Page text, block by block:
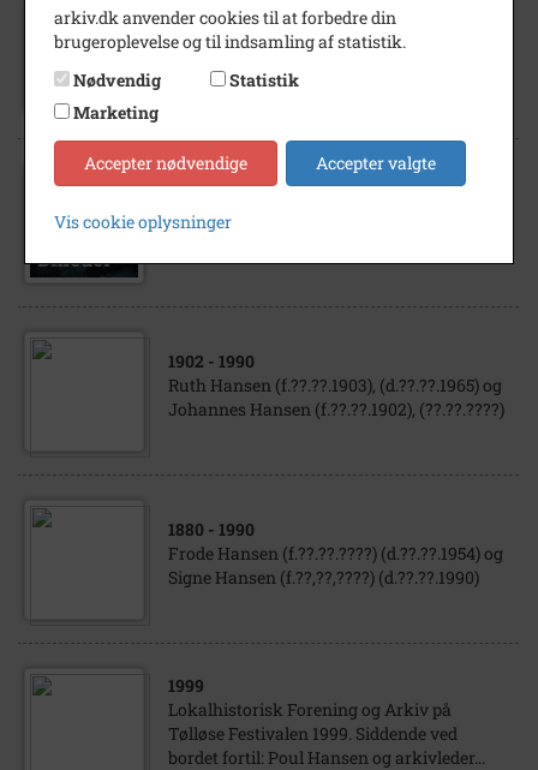
1962
Kommunesekretær Aage Hansen på
49, Ugerløse
1962
Slagtermester Louie Hansen, Hovedgaden
1902 - 1990
Ruth Hansen (f.??.??.1903), (d.??.??.1965) og
Johannes Hansen (f.??.??.1902), (??.??.????)
1880 - 1990
Frode Hansen (f.??.??.????) (d.??.??.1954) og
Signe Hansen (f.??,??,????) (d.??.??.1990)
1999
Lokalhistorisk Forening og Arkiv på
Tølløse Festivalen 1999. Siddende ved
bordet fortil: Poul Hansen og arkivleder...
arkiv.dk anvender cookies til at forbedre din
brugeroplevelse og til indsamling af statistik.
Nødvendig
Statistik
Marketing
Accepter nødvendige Accepter valgte
Vis cookie oplysninger